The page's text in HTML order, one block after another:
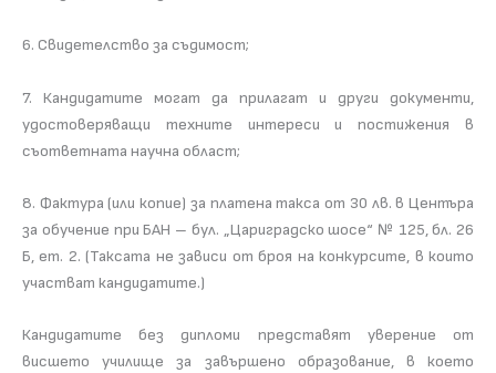
6. Свидетeлство за съдимост;
7. Кандидатите могат да прилагат и други документи,
удостоверяващи техните интереси и постижения в
съответната научна област;
8. Фактура (или копие) за платена такса от 30 лв. в Центъра
за обучение при БАН – бул. „Цариградско шосе“ № 125, бл. 26
Б, ет. 2. (Таксата не зависи от броя на конкурсите, в които
участват кандидатите.)
Кандидатите без дипломи представят уверение от
висшето училище за завършено образование, в което